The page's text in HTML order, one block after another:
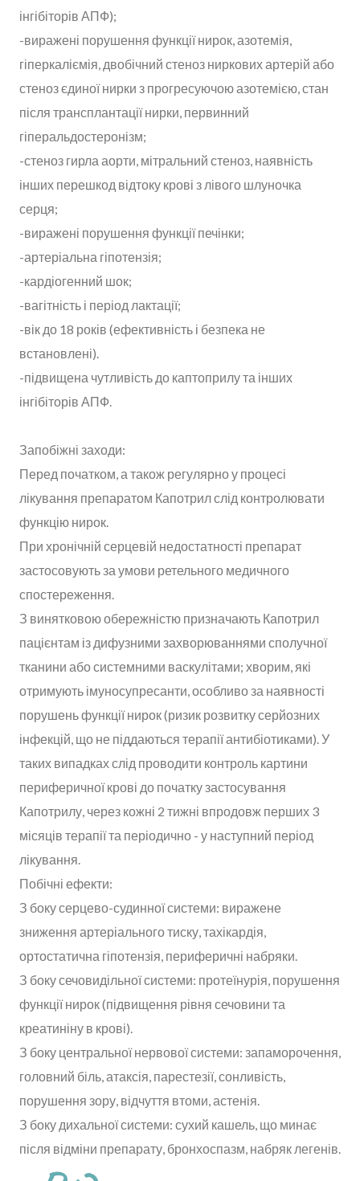
інгібіторів АПФ);
-виражені порушення функції нирок, азотемія,
гіперкаліємія, двобічний стеноз ниркових артерій або
стеноз єдиної нирки з прогресуючою азотемією, стан
після трансплантації нирки, первинний
гіперальдостеронізм;
-стеноз гирла аорти, мітральний стеноз, наявність
інших перешкод відтоку крові з лівого шлуночка
серця;
-виражені порушення функції печінки;
-артеріальна гіпотензія;
-кардіогенний шок;
-вагітність і період лактації;
-вік до 18 років (ефективність і безпека не
встановлені).
-підвищена чутливість до каптоприлу та інших
інгібіторів АПФ.
Запобіжні заходи:
Перед початком, а також регулярно у процесі
лікування препаратом Капотрил слід контролювати
функцію нирок.
При хронічній серцевій недостатності препарат
застосовують за умови ретельного медичного
спостереження.
З винятковою обережністю призначають Капотрил
пацієнтам із дифузними захворюваннями сполучної
тканини або системними васкулітами; хворим, які
отримують імуносупресанти, особливо за наявності
порушень функції нирок (ризик розвитку серйозних
інфекцій, що не піддаються терапії антибіотиками). У
таких випадках слід проводити контроль картини
периферичної крові до початку застосування
Капотрилу, через кожні 2 тижні впродовж перших 3
місяців терапії та періодично - у наступний період
лікування.
Побічні ефекти:
З боку серцево-судинної системи: виражене
зниження артеріального тиску, тахікардія,
ортостатична гіпотензія, периферичні набряки.
З боку сечовидільної системи: протеїнурія, порушення
функції нирок (підвищення рівня сечовини та
креатиніну в крові).
З боку центральної нервової системи: запаморочення,
головний біль, атаксія, парестезії, сонливість,
порушення зору, відчуття втоми, астенія.
З боку дихальної системи: сухий кашель, що минає
після відміни препарату, бронхоспазм, набряк легенів.